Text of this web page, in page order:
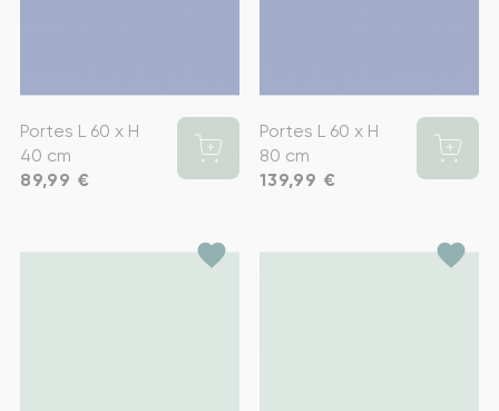
Portes L 60 x H
40 cm
Prix
89,99 €
Portes L 60 x H
80 cm
Prix
139,99 €
favorite favorite